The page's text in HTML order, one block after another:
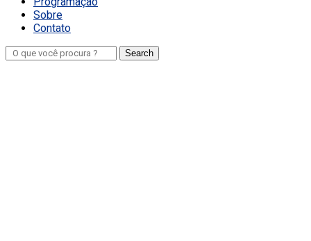
Sobre
Contato
Search